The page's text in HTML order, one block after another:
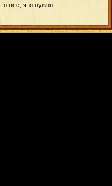
все, что нужно.